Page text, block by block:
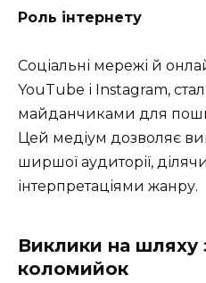
Роль інтернету
Соціальні мережі й
YouTube і Instagram,
майданчиками для
Цей медіум дозволяє
ширшої аудиторії,
інтерпретаціями жанру.
Виклики на шляху
коломийок